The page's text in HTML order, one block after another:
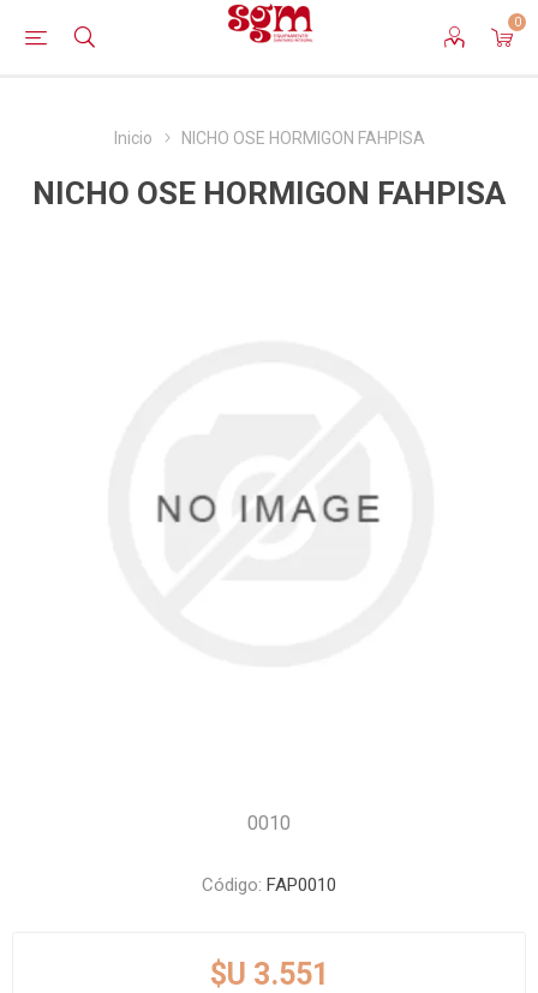
0
Inicio NICHO OSE HORMIGON FAHPISA
NICHO OSE HORMIGON FAHPISA
0010
Código: FAP0010
$U 3.551